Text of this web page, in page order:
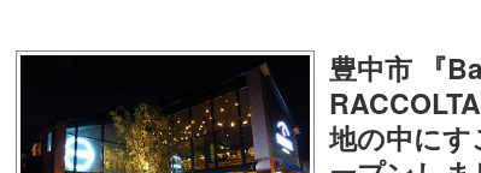
豊中市 『
地の中に